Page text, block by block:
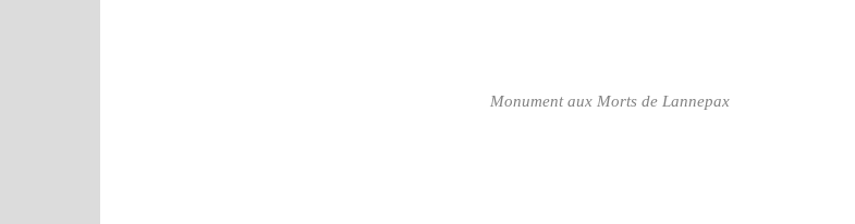
Monument aux Morts de Lannepax